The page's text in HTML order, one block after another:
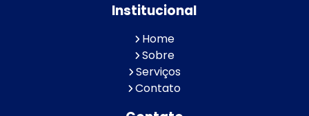
Institucional
Home
Sobre
Serviços
Contato